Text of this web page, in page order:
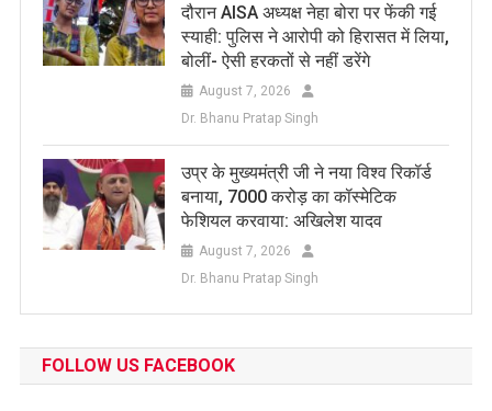
दौरान AISA अध्यक्ष नेहा बोरा पर फेंकी गई
स्याही: पुलिस ने आरोपी को हिरासत में लिया,
बोलीं- ऐसी हरकतों से नहीं डरेंगे
August 7, 2026
Dr. Bhanu Pratap Singh
उप्र के मुख्यमंत्री जी ने नया विश्व रिकॉर्ड
बनाया, 7000 करोड़ का कॉस्मेटिक
फेशियल करवाया: अखिलेश यादव
August 7, 2026
Dr. Bhanu Pratap Singh
FOLLOW US FACEBOOK